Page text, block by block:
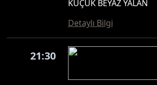
KÜÇÜK BEYAZ YALAN
Detaylı Bilgi
21:30